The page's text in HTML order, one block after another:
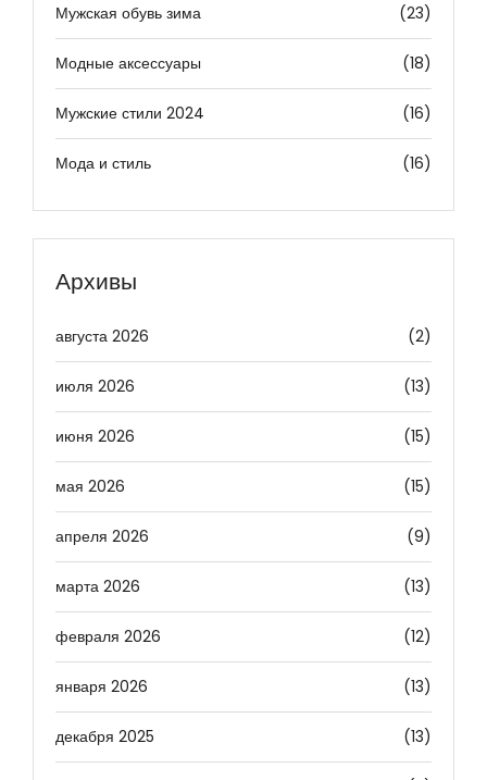
Мужская обувь зима (23)
Модные аксессуары (18)
Мужские стили 2024 (16)
Мода и стиль (16)
Архивы
августа 2026 (2)
июля 2026 (13)
июня 2026 (15)
мая 2026 (15)
апреля 2026 (9)
марта 2026 (13)
февраля 2026 (12)
января 2026 (13)
декабря 2025 (13)